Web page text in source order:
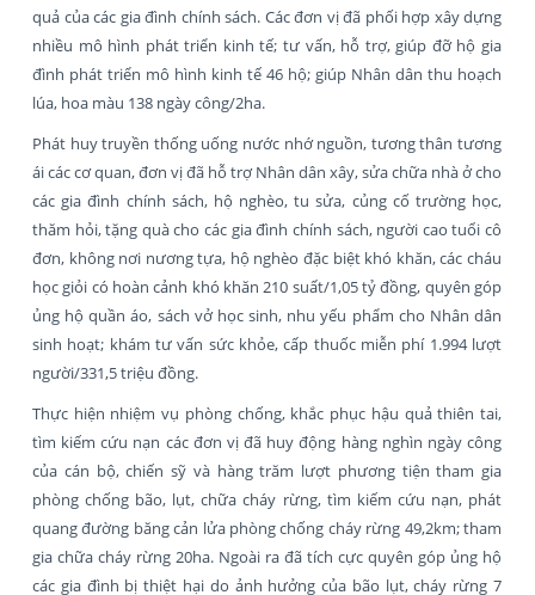
quả của các gia đình chính sách. Các đơn vị đã phối hợp xây dựng
nhiều mô hình phát triển kinh tế; tư vấn, hỗ trợ, giúp đỡ hộ gia
đình phát triển mô hình kinh tế 46 hộ; giúp Nhân dân thu hoạch
lúa, hoa màu 138 ngày công/2ha.
Phát huy truyền thống uống nước nhớ nguồn, tương thân tương
ái các cơ quan, đơn vị đã hỗ trợ Nhân dân xây, sửa chữa nhà ở cho
các gia đình chính sách, hộ nghèo, tu sửa, củng cố trường học,
thăm hỏi, tặng quà cho các gia đình chính sách, người cao tuổi cô
đơn, không nơi nương tựa, hộ nghèo đặc biệt khó khăn, các cháu
học giỏi có hoàn cảnh khó khăn 210 suất/1,05 tỷ đồng, quyên góp
ủng hộ quần áo, sách vở học sinh, nhu yếu phẩm cho Nhân dân
sinh hoạt; khám tư vấn sức khỏe, cấp thuốc miễn phí 1.994 lượt
người/331,5 triệu đồng.
Thực hiện nhiệm vụ phòng chống, khắc phục hậu quả thiên tai,
tìm kiếm cứu nạn các đơn vị đã huy động hàng nghìn ngày công
của cán bộ, chiến sỹ và hàng trăm lượt phương tiện tham gia
phòng chống bão, lụt, chữa cháy rừng, tìm kiếm cứu nạn, phát
quang đường băng cản lửa phòng chống cháy rừng 49,2km; tham
gia chữa cháy rừng 20ha. Ngoài ra đã tích cực quyên góp ủng hộ
các gia đình bị thiệt hại do ảnh hưởng của bão lụt, cháy rừng 7